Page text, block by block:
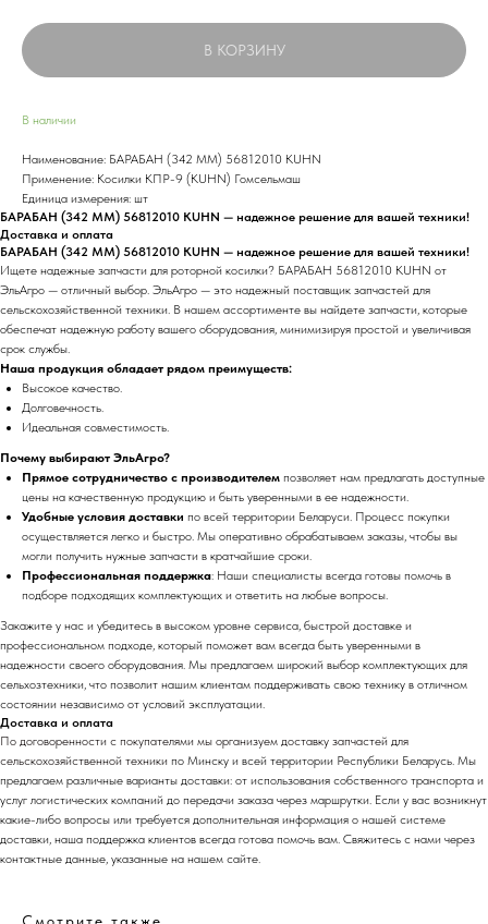
В КОРЗИНУ
В наличии
Наименование: БАРАБАН (342 ММ) 56812010 KUHN
Применение: Косилки КПР-9 (KUHN) Гомсельмаш
Единица измерения: шт
БАРАБАН (342 ММ) 56812010 KUHN — надежное решение для вашей техники!
Доставка и оплата
БАРАБАН (342 ММ) 56812010 KUHN — надежное решение для вашей техники!
Ищете надежные запчасти для роторной косилки? БАРАБАН 56812010 KUHN от
ЭльАгро — отличный выбор. ЭльАгро — это надежный поставщик запчастей для
сельскохозяйственной техники. В нашем ассортименте вы найдете запчасти, которые
обеспечат надежную работу вашего оборудования, минимизируя простой и увеличивая
срок службы.
Наша продукция обладает рядом преимуществ:
Высокое качество.
Долговечность.
Идеальная совместимость.
Почему выбирают ЭльАгро?
Прямое сотрудничество с производителем позволяет нам предлагать доступные
цены на качественную продукцию и быть уверенными в ее надежности.
Удобные условия доставки по всей территории Беларуси. Процесс покупки
осуществляется легко и быстро. Мы оперативно обрабатываем заказы, чтобы вы
могли получить нужные запчасти в кратчайшие сроки.
Профессиональная поддержка: Наши специалисты всегда готовы помочь в
подборе подходящих комплектующих и ответить на любые вопросы.
Закажите у нас и убедитесь в высоком уровне сервиса, быстрой доставке и
профессиональном подходе, который поможет вам всегда быть уверенными в
надежности своего оборудования. Мы предлагаем широкий выбор комплектующих для
сельхозтехники, что позволит нашим клиентам поддерживать свою технику в отличном
состоянии независимо от условий эксплуатации.
Доставка и оплата
По договоренности с покупателями мы организуем доставку запчастей для
сельскохозяйственной техники по Минску и всей территории Республики Беларусь. Мы
предлагаем различные варианты доставки: от использования собственного транспорта и
услуг логистических компаний до передачи заказа через маршрутки. Если у вас возникнут
какие-либо вопросы или требуется дополнительная информация о нашей системе
доставки, наша поддержка клиентов всегда готова помочь вам. Свяжитесь с нами через
контактные данные, указанные на нашем сайте.